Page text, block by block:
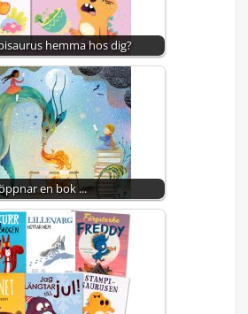
hemma hos dig?
en bok ...